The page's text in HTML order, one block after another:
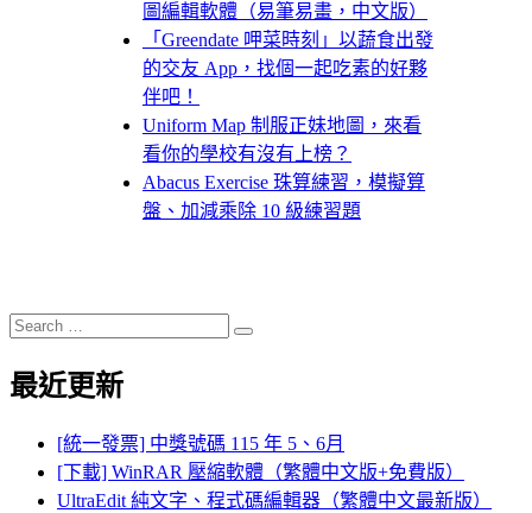
圖編輯軟體（易筆易畫，中文版）
「Greendate 呷菜時刻」以蔬食出發
的交友 App，找個一起吃素的好夥
伴吧！
Uniform Map 制服正妹地圖，來看
看你的學校有沒有上榜？
Abacus Exercise 珠算練習，模擬算
盤、加減乘除 10 級練習題
Search
for:
Search
最近更新
[統一發票] 中獎號碼 115 年 5、6月
[下載] WinRAR 壓縮軟體（繁體中文版+免費版）
UltraEdit 純文字、程式碼編輯器（繁體中文最新版）